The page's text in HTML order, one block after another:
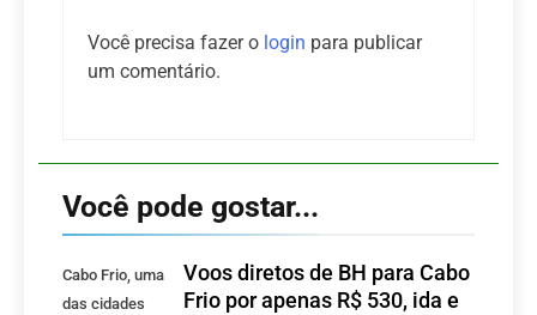
Você precisa fazer o login para publicar
um comentário.
Você pode gostar...
Cabo Frio, uma
das cidades
Voos diretos de BH para Cabo
Frio por apenas R$ 530, ida e